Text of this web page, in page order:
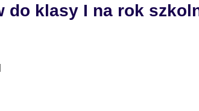
do klasy I na rok